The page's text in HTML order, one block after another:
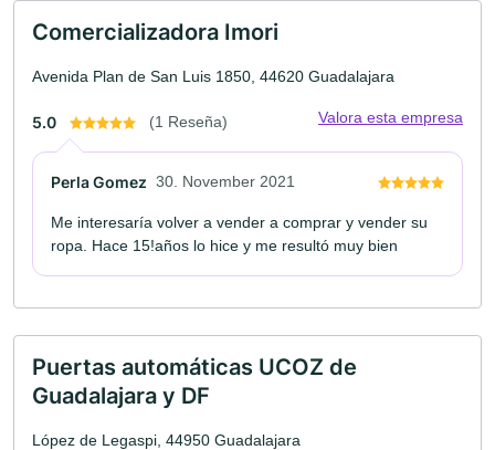
Comercializadora Imori
Avenida Plan de San Luis 1850, 44620 Guadalajara
5.0 (1 Reseña) Valora esta empresa
Perla Gomez 30. November 2021
Me interesaría volver a vender a comprar y vender su
ropa. Hace 15!años lo hice y me resultó muy bien
Puertas automáticas UCOZ de
Guadalajara y DF
López de Legaspi, 44950 Guadalajara